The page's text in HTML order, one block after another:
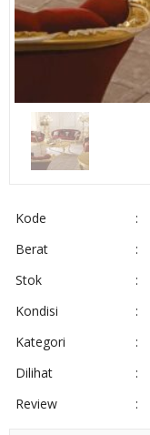
Kode :
Berat
:
Stok
:
Kondisi
:
Kategori
:
Dilihat
:
Review
: